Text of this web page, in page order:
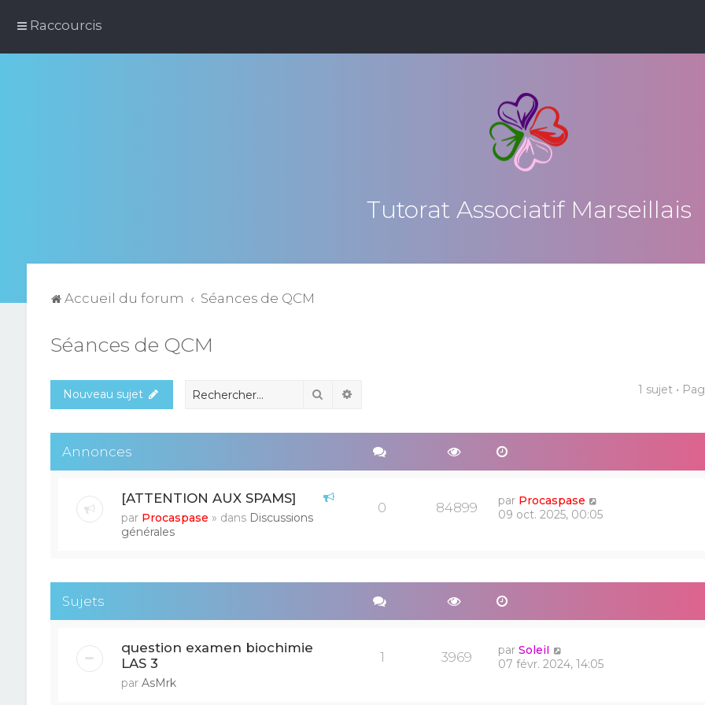
Raccourcis
Tutorat Associatif Marseillais
Accueil du forum Séances de QCM
Séances de QCM
Nouveau sujet Rechercher 1 sujet •
Annonces
[ATTENTION AUX SPAMS]
par Procaspase » dans Discussions
générales
0 84899 par Procaspase
09 oct. 2025, 00:05
Sujets
question examen biochimie
LAS 3
par AsMrk
1 3969 parSoleiI
07 févr. 2024, 14:05